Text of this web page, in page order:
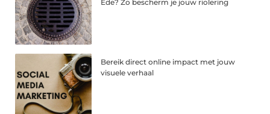
Ede? Zo bescherm je jouw riolering
Bereik direct online impact met jouw
visuele verhaal